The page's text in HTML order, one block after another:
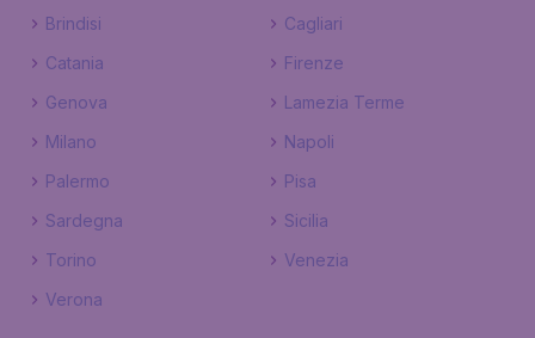
Brindisi
Cagliari
Catania
Firenze
Genova
Lamezia Terme
Milano
Napoli
Palermo
Pisa
Sardegna
Sicilia
Torino
Venezia
Verona